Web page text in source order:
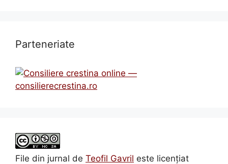
Parteneriate
File din jurnal de Teofil Gavril este licenţiat